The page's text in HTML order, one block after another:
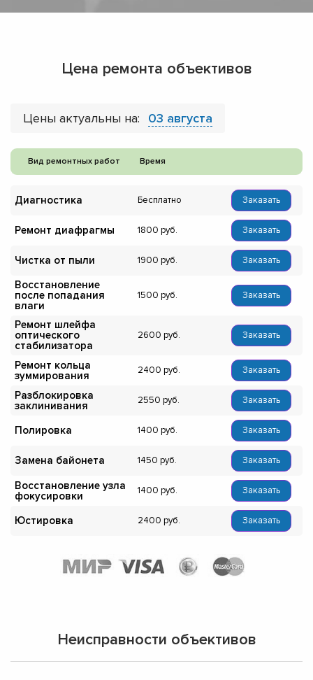
Цена ремонта объективов
Цены актуальны на: 03 августа
Вид ремонтных работ Время
Диагностика Бесплатно Заказать
Ремонт диафрагмы 1800 Заказать
Чистка от пыли 1900 Заказать
Восстановление
после попадания
влаги
1500 Заказать
Ремонт шлейфа
оптического
стабилизатора
2600 Заказать
Ремонт кольца
зуммирования
2400 Заказать
Разблокировка
заклинивания
2550 Заказать
Полировка 1400 Заказать
Замена байонета 1450 Заказать
Восстановление узла
фокусировки
1400 Заказать
Юстировка 2400 Заказать
Неисправности объективов